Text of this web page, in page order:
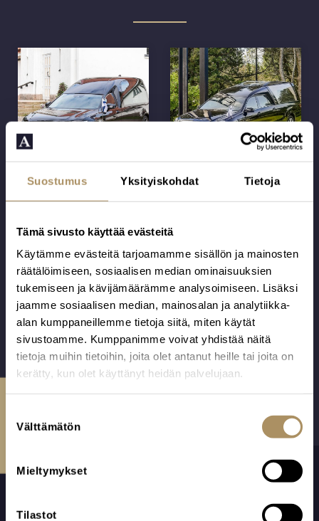
Suostumus Yksityiskohdat Tietoja
Tämä sivusto käyttää evästeitä
Käytämme evästeitä tarjoamamme sisällön ja mainosten
räätälöimiseen, sosiaalisen median ominaisuuksien
tukemiseen ja kävijämäärämme analysoimiseen. Lisäksi
jaamme sosiaalisen median, mainosalan ja analytiikka-
alan kumppaneillemme tietoja siitä, miten käytät
sivustoamme. Kumppanimme voivat yhdistää näitä
tietoja muihin tietoihin, joita olet antanut heille tai joita on
kerätty, kun olet käyttänyt heidän palvelujaan.
Välttämätön
Mieltymykset
Tilastot
Kuljetus Oulun
alue
kuljetukset Oulun
alueella.
Huolehdimme
myös kaikista
kuljetuksissa
tarvittavista
asiakirjoista.
Kuljetus
tuhkaukseen
välillä Kempele-
Oulu.
Huolehdimme
myös kaikista
kuljetuksissa
tarvittavista
asiakirjoista.
374,00€
Ota yhteyttä